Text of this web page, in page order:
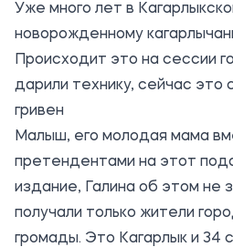
Уже много лет в
новорожденному
Происходит это на сессии
дарили технику, сейчас это
гривен
Малыш, его молодая мама
претендентами на этот
издание, Галина об этом не
получали только жители
громады. Это Кагарлык и 34